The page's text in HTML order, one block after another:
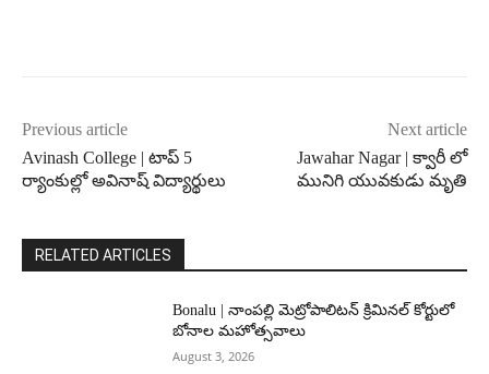
Previous article
Avinash College | టాప్ 5
ర్యాంకుల్లో అవినాష్ విద్యార్థులు
Next article
Jawahar Nagar | క్వారీ లో
మునిగి యువకుడు మృతి
RELATED ARTICLES
Bonalu | నాంపల్లి మెట్రోపాలిటన్ క్రిమినల్ కోర్టులో
బోనాల మహోత్సవాలు
August 3, 2026